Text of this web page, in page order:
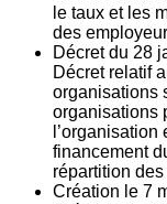
le taux et les
des
Décret du 28
Décret relatif
organisations
organisations
financement
répartition des
Création le 7